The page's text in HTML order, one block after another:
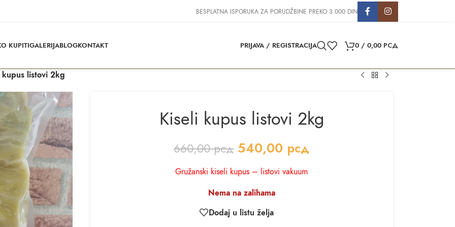
BESPLATNA ISPORUKA ZA PORUDŽBINE PREKO 3.000 DIN
KUPITIGALERIJABLOGKONTAKT PRIJAVA / REGISTRACIJA 0 / 0,00 РСД
kupus listovi 2kg
Kiseli kupus listovi 2kg
660,00рсд 540,00 рсд
Gružanski kiseli kupus – listovi vakuum
Nema na zalihama
Dodaj u listu želja